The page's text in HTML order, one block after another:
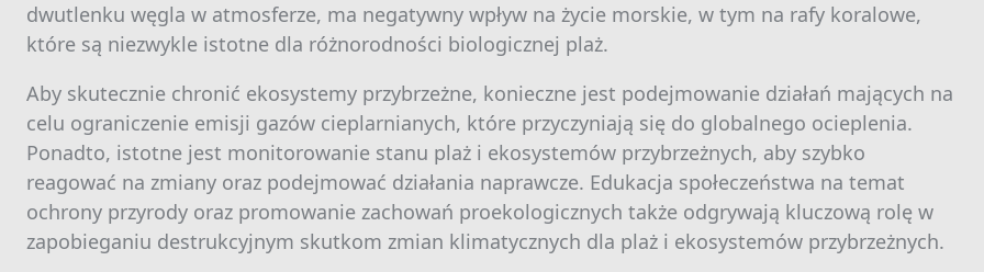
dwutlenku węgla w atmosferze, ma negatywny wpływ na życie morskie, w tym na rafy koralowe,
które są niezwykle istotne dla różnorodności biologicznej plaż.
Aby skutecznie chronić ekosystemy przybrzeżne, konieczne jest podejmowanie działań mających na
celu ograniczenie emisji gazów cieplarnianych, które przyczyniają się do globalnego ocieplenia.
Ponadto, istotne jest monitorowanie stanu plaż i ekosystemów przybrzeżnych, aby szybko
reagować na zmiany oraz podejmować działania naprawcze. Edukacja społeczeństwa na temat
ochrony przyrody oraz promowanie zachowań proekologicznych także odgrywają kluczową rolę w
zapobieganiu destrukcyjnym skutkom zmian klimatycznych dla plaż i ekosystemów przybrzeżnych.